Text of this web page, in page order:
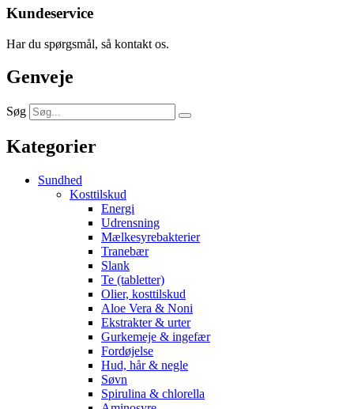
Kundeservice
Har du spørgsmål, så kontakt os.
Genveje
Søg
Kategorier
Sundhed
Kosttilskud
Energi
Udrensning
Mælkesyrebakterier
Tranebær
Slank
Te (tabletter)
Olier, kosttilskud
Aloe Vera & Noni
Ekstrakter & urter
Gurkemeje & ingefær
Fordøjelse
Hud, hår & negle
Søvn
Spirulina & chlorella